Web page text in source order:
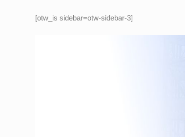
[otw_is sidebar=otw-sidebar-3]